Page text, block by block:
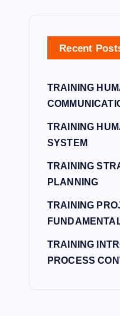
Recent
TRAINING
TRAINING
SYSTEM
TRAINING
PLANNING
TRAINING
TRAINING
PROCESS